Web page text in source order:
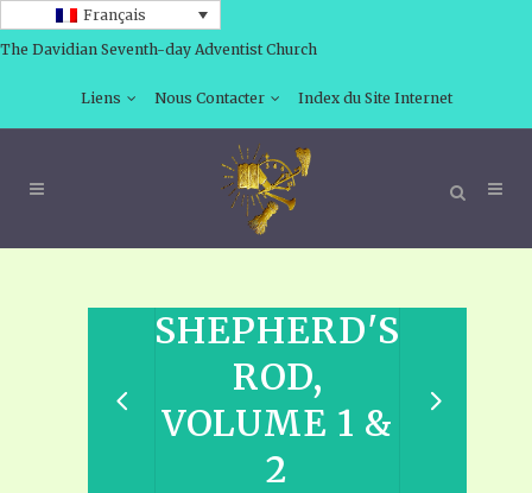
Français
The Davidian Seventh-day Adventist Church
Liens Nous Contacter Index du Site Internet
SHEPHERD'S
ROD,
VOLUME 1 &
2